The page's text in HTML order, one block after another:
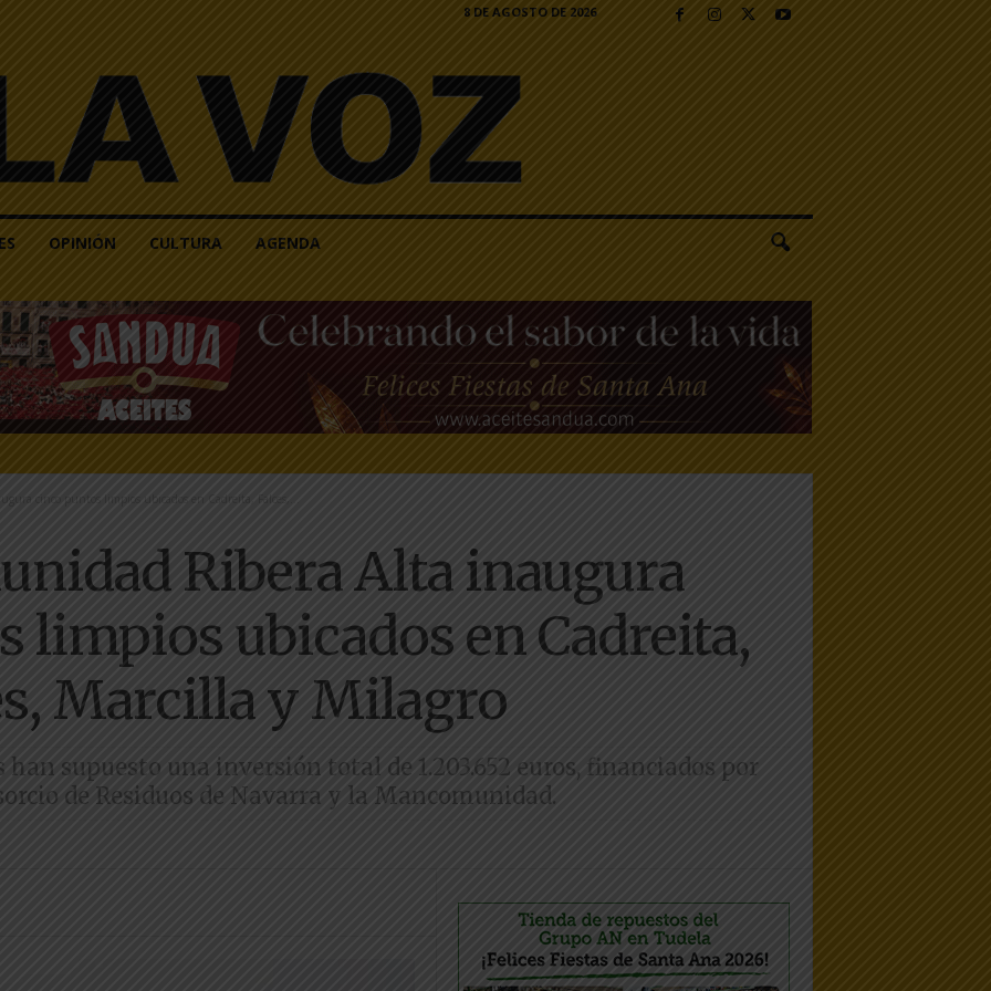
8 DE AGOSTO DE 2026
OPINIÓN CULTURA AGENDA
cinco puntos limpios ubicados en Cadreita, Falces,...
Ribera Alta inaugura
limpios ubicados en Cadreita,
Marcilla y Milagro
supuesto una inversión total de 1.203.652 euros, financiados por
de Residuos de Navarra y la Mancomunidad.